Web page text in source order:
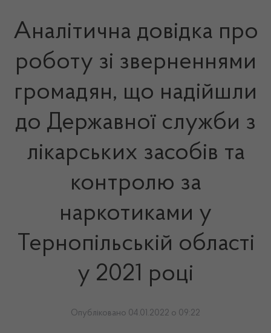
Аналітична довідка про
роботу зі зверненнями
громадян, що надійшли
до Державної служби з
лікарських засобів та
контролю за
наркотиками у
Тернопільській області
у 2021 році
Опубліковано 04.01.2022 о 09:22